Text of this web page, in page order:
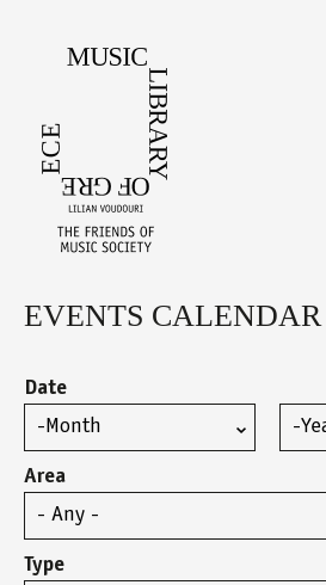
Back
EVENTS CALENDAR
Date
Month
Year
Area
Type